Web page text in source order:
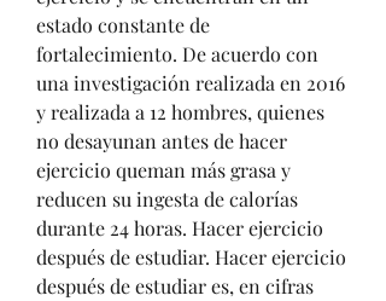
estado constante de
fortalecimiento. De acuerdo con
una investigación realizada en 2016
y realizada a 12 hombres, quienes
no desayunan antes de hacer
ejercicio queman más grasa y
reducen su ingesta de calorías
durante 24 horas. Hacer ejercicio
después de estudiar. Hacer ejercicio
después de estudiar es, en cifras